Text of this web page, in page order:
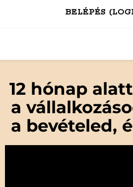
BELÉPÉS
12 hónap
a
a bevételed,